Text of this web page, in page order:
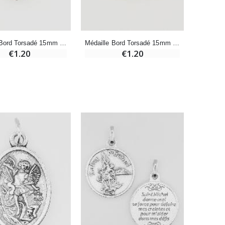
-20%
Eau de Lourdes 1 Litre
Bonbons Pastilles Menthe à l'Eau de Lourdes - 130g
€7.90
Médaille Bord Torsadé 15mm - Saint Michel
€1.20
Médaille Bord Torsadé 15mm - Saint Michel
€1.20